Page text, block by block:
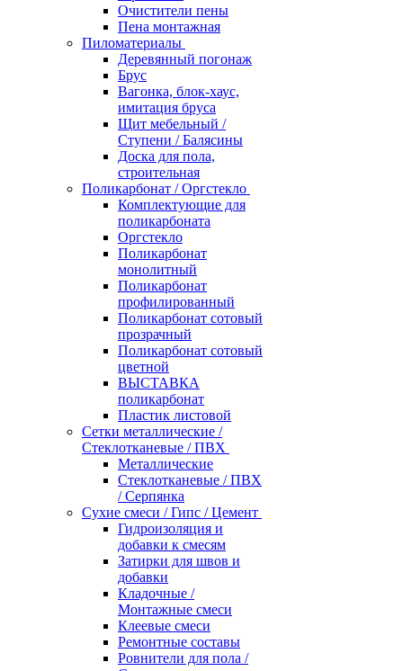
Очистители пены
Пена монтажная
Пиломатериалы
Деревянный погонаж
Брус
Вагонка, блок-хаус,
имитация бруса
Щит мебельный /
Ступени / Балясины
Доска для пола,
строительная
Поликарбонат / Оргстекло
Комплектующие для
поликарбоната
Оргстекло
Поликарбонат
монолитный
Поликарбонат
профилированный
Поликарбонат сотовый
прозрачный
Поликарбонат сотовый
цветной
ВЫСТАВКА
поликарбонат
Пластик листовой
Сетки металлические /
Стеклотканевые / ПВХ
Металлические
Стеклотканевые / ПВХ
/ Серпянка
Сухие смеси / Гипс / Цемент
Гидроизоляция и
добавки к смесям
Затирки для швов и
добавки
Кладочные /
Монтажные смеси
Клеевые смеси
Ремонтные составы
Ровнители для пола /